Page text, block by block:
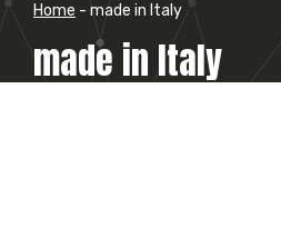
Home - made in Italy
made in Italy